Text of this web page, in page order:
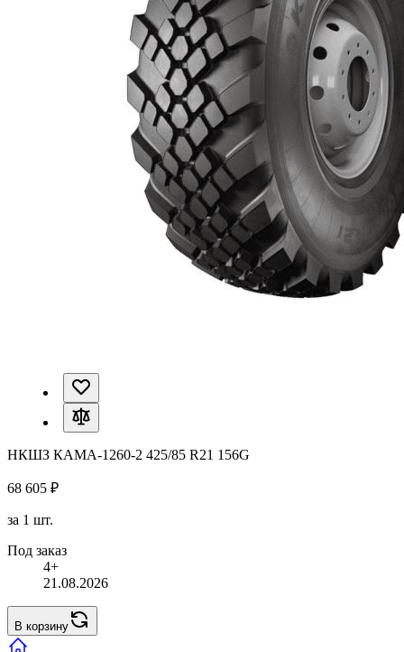
НКШЗ КАМА-1260-2 425/85 R21 156G
68 605 ₽
за 1 шт.
Под заказ
4+
21.08.2026
В корзину